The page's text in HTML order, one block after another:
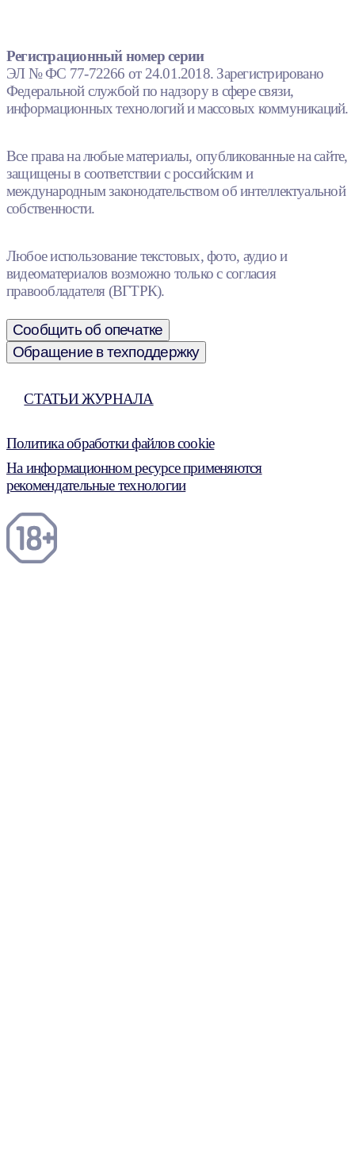
Регистрационный номер серии
ЭЛ № ФС 77-72266 от 24.01.2018. Зарегистрировано
Федеральной службой по надзору в сфере связи,
информационных технологий и массовых коммуникаций.
Все права на любые материалы, опубликованные на сайте,
защищены в соответствии с российским и
международным законодательством об интеллектуальной
собственности.
Любое использование текстовых, фото, аудио и
видеоматериалов возможно только с согласия
правообладателя (ВГТРК).
Сообщить об опечатке
Обращение в техподдержку
СТАТЬИ ЖУРНАЛА
Политика обработки файлов cookie
На информационном ресурсе применяются
рекомендательные технологии